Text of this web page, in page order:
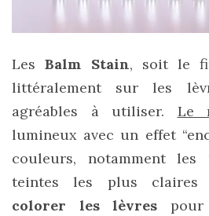
CATÉGORIES
DU BLOG
Beauté
(640)
Actualités
beauté
LesBalm Stain, soit le
littéralement sur les
agréables à utiliser. Le
lumineux avec un effet
couleurs, notamment les
teintes les plus claires
colorer les lèvres pour